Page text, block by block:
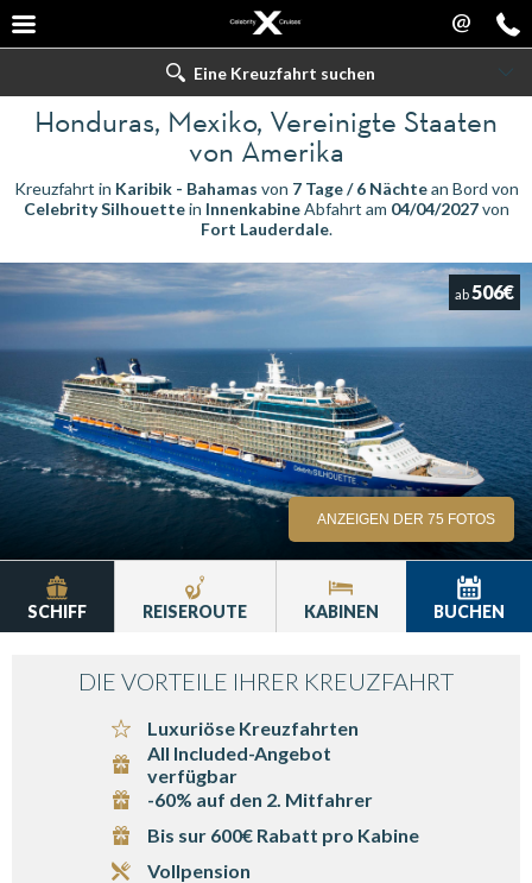
@
Eine Kreuzfahrt suchen
Honduras, Mexiko, Vereinigte Staaten
von Amerika
Kreuzfahrt in Karibik - Bahamas von 7 Tage / 6 Nächtean Bord von
Celebrity Silhouettein InnenkabineAbfahrt am 04/04/2027von
Fort Lauderdale.
ab506€
ANZEIGEN DER 75 FOTOS
SCHIFF REISEROUTE KABINEN BUCHEN
DIE VORTEILE IHRER KREUZFAHRT
Luxuriöse Kreuzfahrten
All Included-Angebot
verfügbar
-60% auf den 2. Mitfahrer
Bis sur 600€ Rabatt pro Kabine
Vollpension